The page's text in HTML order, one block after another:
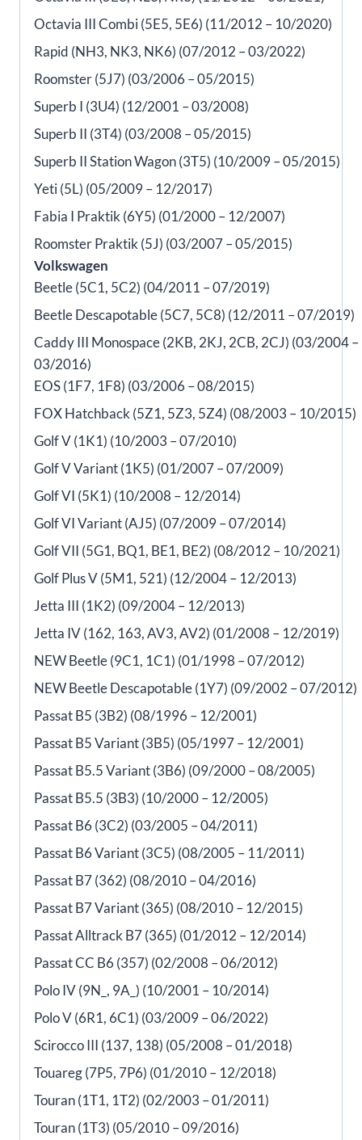
Octavia III Combi (5E5, 5E6) (11/2012 – 10/2020)
Rapid (NH3, NK3, NK6) (07/2012 – 03/2022)
Roomster (5J7) (03/2006 – 05/2015)
Superb I (3U4) (12/2001 – 03/2008)
Superb II (3T4) (03/2008 – 05/2015)
Superb II Station Wagon (3T5) (10/2009 – 05/2015)
Yeti (5L) (05/2009 – 12/2017)
Fabia I Praktik (6Y5) (01/2000 – 12/2007)
Roomster Praktik (5J) (03/2007 – 05/2015)
Volkswagen
Beetle (5C1, 5C2) (04/2011 – 07/2019)
Beetle Descapotable (5C7, 5C8) (12/2011 – 07/2019)
Caddy III Monospace (2KB, 2KJ, 2CB, 2CJ) (03/2004 –
03/2016)
EOS (1F7, 1F8) (03/2006 – 08/2015)
FOX Hatchback (5Z1, 5Z3, 5Z4) (08/2003 – 10/2015)
Golf V (1K1) (10/2003 – 07/2010)
Golf V Variant (1K5) (01/2007 – 07/2009)
Golf VI (5K1) (10/2008 – 12/2014)
Golf VI Variant (AJ5) (07/2009 – 07/2014)
Golf VII (5G1, BQ1, BE1, BE2) (08/2012 – 10/2021)
Golf Plus V (5M1, 521) (12/2004 – 12/2013)
Jetta III (1K2) (09/2004 – 12/2013)
Jetta IV (162, 163, AV3, AV2) (01/2008 – 12/2019)
NEW Beetle (9C1, 1C1) (01/1998 – 07/2012)
NEW Beetle Descapotable (1Y7) (09/2002 – 07/2012)
Passat B5 (3B2) (08/1996 – 12/2001)
Passat B5 Variant (3B5) (05/1997 – 12/2001)
Passat B5.5 Variant (3B6) (09/2000 – 08/2005)
Passat B5.5 (3B3) (10/2000 – 12/2005)
Passat B6 (3C2) (03/2005 – 04/2011)
Passat B6 Variant (3C5) (08/2005 – 11/2011)
Passat B7 (362) (08/2010 – 04/2016)
Passat B7 Variant (365) (08/2010 – 12/2015)
Passat Alltrack B7 (365) (01/2012 – 12/2014)
Passat CC B6 (357) (02/2008 – 06/2012)
Polo IV (9N_, 9A_) (10/2001 – 10/2014)
Polo V (6R1, 6C1) (03/2009 – 06/2022)
Scirocco III (137, 138) (05/2008 – 01/2018)
Touareg (7P5, 7P6) (01/2010 – 12/2018)
Touran (1T1, 1T2) (02/2003 – 01/2011)
Touran (1T3) (05/2010 – 09/2016)